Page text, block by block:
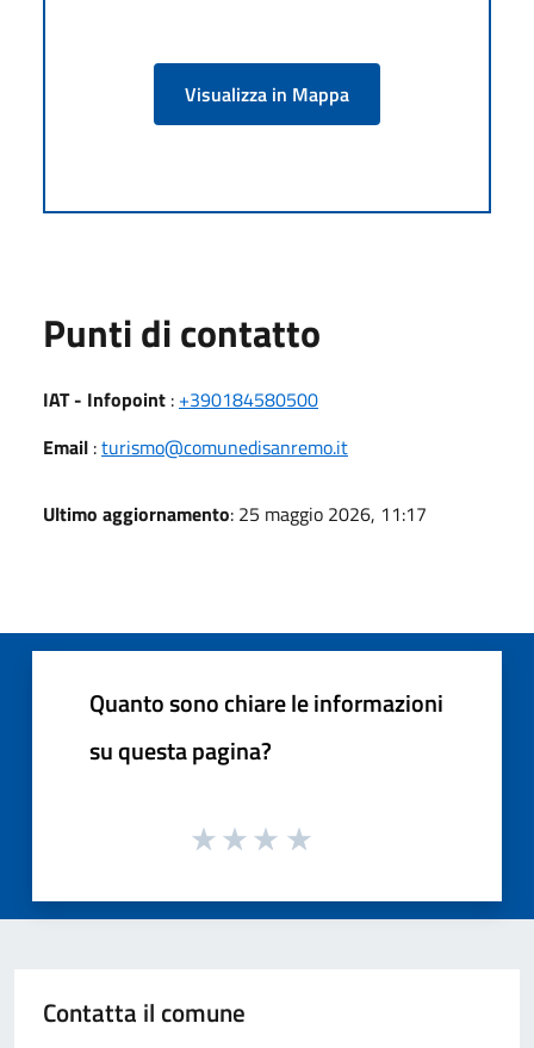
Visualizza in Mappa
Punti di contatto
IAT - Infopoint : +390184580500
Email :turismo@comunedisanremo.it
Ultimo aggiornamento: 25 maggio 2026, 11:17
Quanto sono chiare le informazioni
su questa pagina?
Contatta il comune